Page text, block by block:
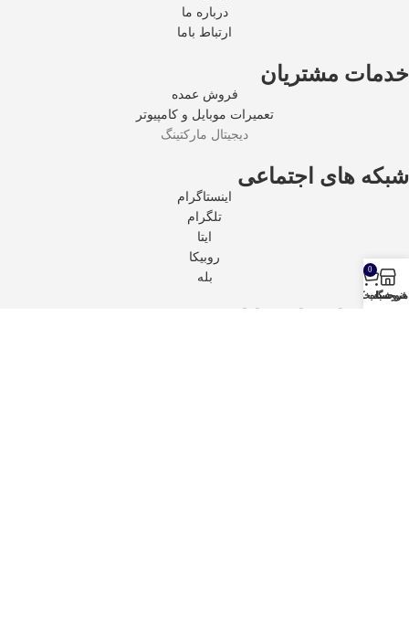
درباره ما
ارتباط باما
خدمات مشتریان
فروش عمده
تعمیرات موبایل و کامپیوتر
دیجیتال مارکتینگ
شبکه های اجتماعی
اینستاگرام
تلگرام
ایتا
روبیکا
بله
منو
فروشگاه
0
سبد خرید
حساب کاربری من